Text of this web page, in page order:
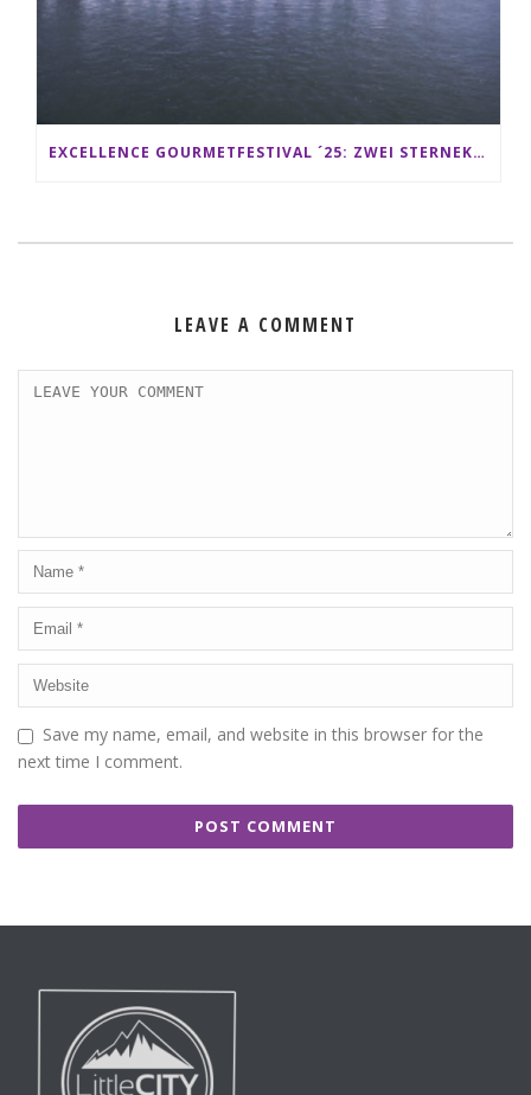
EXCELLENCE GOURMETFESTIVAL ´25: ZWEI STERNEKÖCHE ANTONIO GUIDA & DARIO MORESCO VERWÖHNEN IHRE GÄSTE AUF EINER LUXERIÖSEN SCHIFFSREISE
LEAVE A COMMENT
Save my name, email, and website in this browser for the
next time I comment.